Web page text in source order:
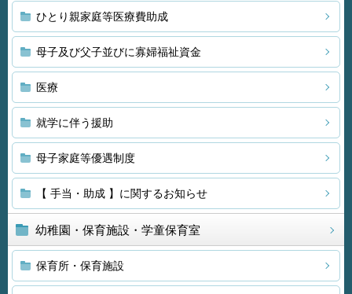
ひとり親家庭等医療費助成
母子及び父子並びに寡婦福祉資金
医療
就学に伴う援助
母子家庭等優遇制度
【 手当・助成 】に関するお知らせ
幼稚園・保育施設・学童保育室
保育所・保育施設